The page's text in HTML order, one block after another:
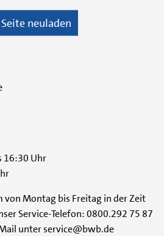
16:30 Uhr
von Montag bis Freitag in der Zeit
Service-Telefon: 0800.292 75 87
unter service@bwb.de
Seite neuladen